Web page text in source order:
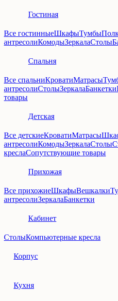
Гостиная
Все гостинныеШкафыТумбы
антресолиКомодыЗеркалаСтолы
Спальня
Все спальниКроватиМатрасы
антресолиСтолыЗеркалаБанкетки
товары
Детская
Все детскиеКроватиМатрасы
антресолиКомодыЗеркалаСтолы
креслаСопутствующие товары
Прихожая
Все прихожиеШкафыВешкалки
антресолиЗеркалаБанкетки
Кабинет
СтолыКомпьютерные кресла
Корпус
Кухня